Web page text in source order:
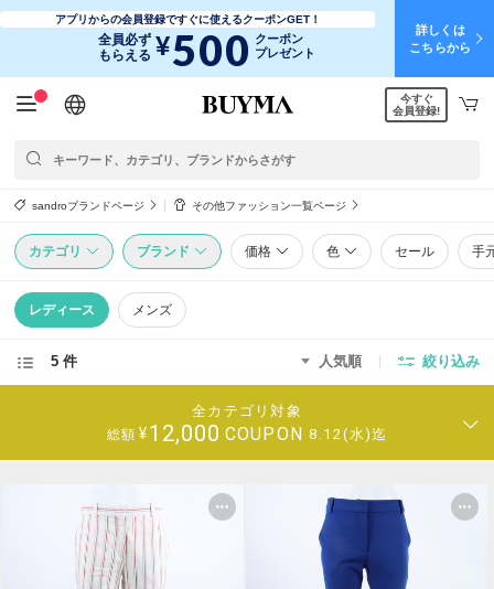
アプリからの会員登録ですぐに使えるクーポンGET！
全員必ず
もらえる ¥500 クーポン
プレゼント
詳しくは
こちらから
日本語
English
简体中文
繁體中文
今すぐ
会員登録!
sandroブランドページ その他ファッション一覧ページ
カテゴリ ブランド 価格 色 セール 手
レディース メンズ
5 件 人気順 絞り込み
全カテゴリ対象
総額 ¥12,000 COUPON 8.12(水)迄